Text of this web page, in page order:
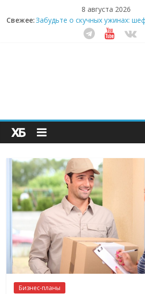
8 августа 2026
Свежее:Секрет супергидратации:
пребиотиками становится
здорового питания
Как простая наклейка
не забывать о самом важном
Бизнес-планы